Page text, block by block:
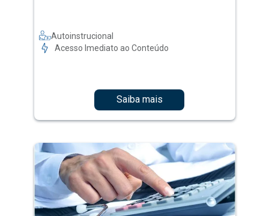
Autoinstrucional
Acesso Imediato ao Conteúdo
Saiba mais